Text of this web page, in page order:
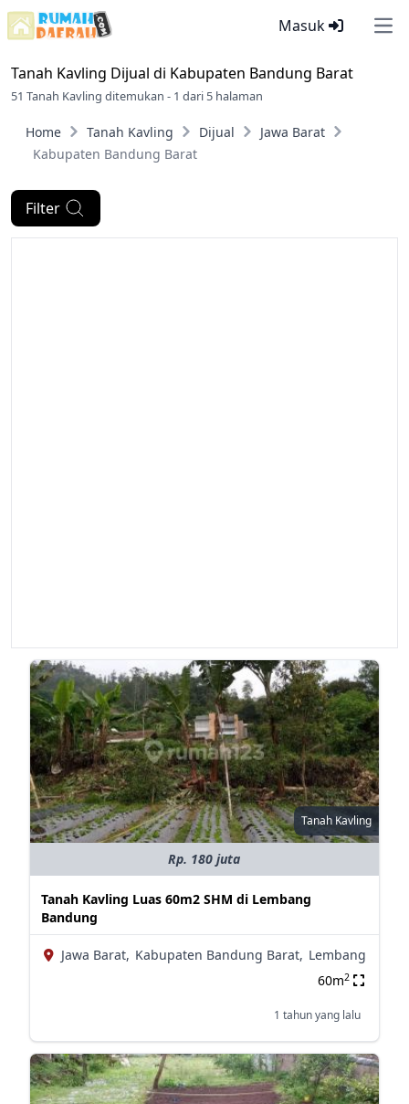
Masuk
Tanah Kavling Dijual di Kabupaten Bandung Barat
51 Tanah Kavling ditemukan - 1 dari 5 halaman
Home Tanah Kavling Dijual
Jawa Barat
Kabupaten Bandung Barat
Filter
Tanah Kavling
Rp. 180 juta
Tanah Kavling Luas 60m2 SHM di Lembang
Bandung
Jawa Barat, Kabupaten Bandung Barat, Lembang
60m2
1 tahun yang lalu